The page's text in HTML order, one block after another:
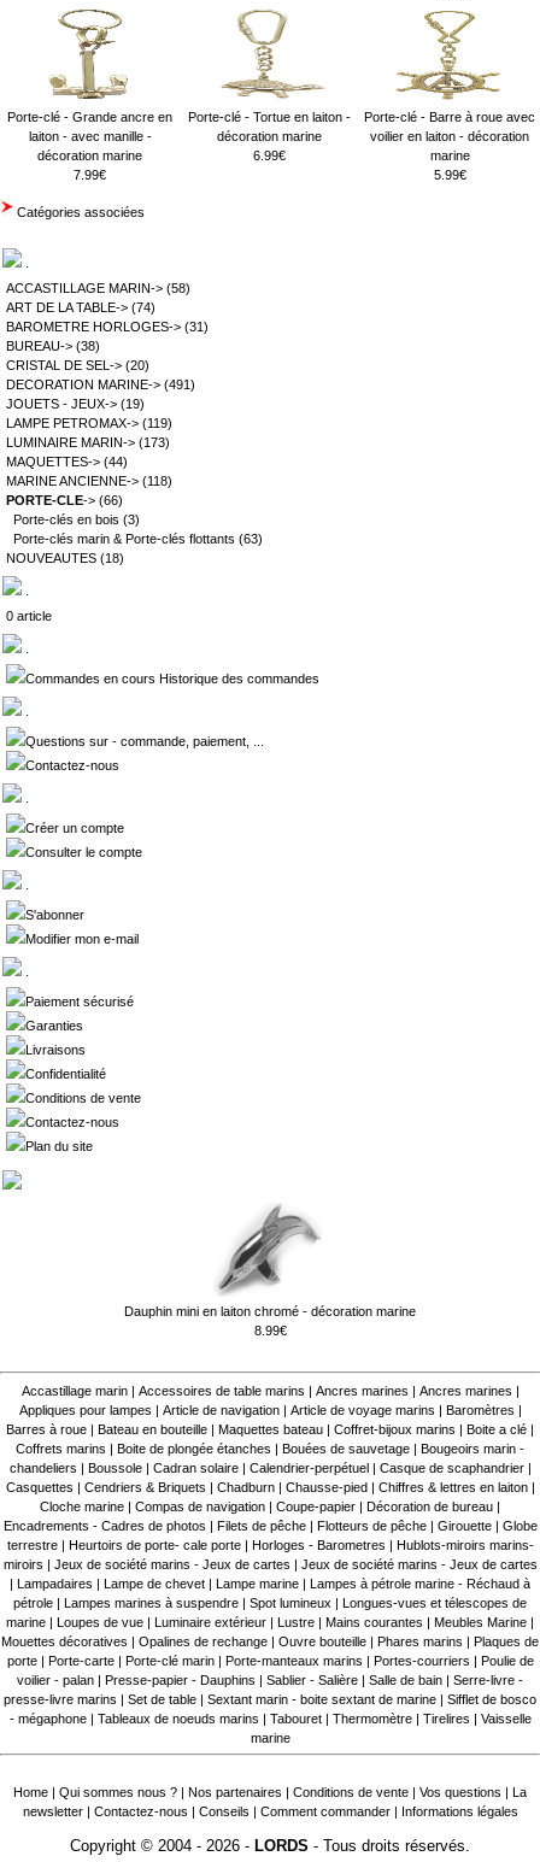
Porte-clé - Grande ancre en
laiton - avec manille -
décoration marine
7.99€
Porte-clé - Tortue en laiton -
décoration marine
6.99€
Porte-clé - Barre à roue avec
voilier en laiton - décoration
marine
5.99€
Catégories associées
ACCASTILLAGE MARIN-> (58)
ART DE LA TABLE-> (74)
BAROMETRE HORLOGES-> (31)
BUREAU-> (38)
CRISTAL DE SEL-> (20)
DECORATION MARINE-> (491)
JOUETS - JEUX-> (19)
LAMPE PETROMAX-> (119)
LUMINAIRE MARIN-> (173)
MAQUETTES-> (44)
MARINE ANCIENNE-> (118)
PORTE-CLE-> (66)
Porte-clés en bois (3)
Porte-clés marin & Porte-clés flottants (63)
NOUVEAUTES (18)
0 article
Commandes en cours Historique des commandes
Questions sur - commande, paiement, ...
Contactez-nous
Créer un compte
Consulter le compte
S'abonner
Modifier mon e-mail
Paiement sécurisé
Garanties
Livraisons
Confidentialité
Conditions de vente
Contactez-nous
Plan du site
Dauphin mini en laiton chromé - décoration marine
8.99€
Accastillage marin| Accessoires de table marins | Ancres marines | Ancres marines |
Appliques pour lampes | Article de navigation| Article de voyage marins | Baromètres |
Barres à roue | Bateau en bouteille | Maquettes bateau | Coffret-bijoux marins | Boite a clé |
Coffrets marins | Boite de plongée étanches | Bouées de sauvetage | Bougeoirs marin -
chandeliers | Boussole| Cadran solaire| Calendrier-perpétuel| Casque de scaphandrier|
Casquettes | Cendriers & Briquets | Chadburn| Chausse-pied| Chiffres & lettres en laiton|
Cloche marine | Compas de navigation | Coupe-papier | Décoration de bureau |
Encadrements - Cadres de photos | Filets de pêche| Flotteurs de pêche| Girouette| Globe
terrestre| Heurtoirs de porte- cale porte| Horloges - Barometres | Hublots-miroirs marins-
miroirs | Jeux de société marins - Jeux de cartes | Jeux de société marins - Jeux de cartes
| Lampadaires | Lampe de chevet | Lampe marine | Lampes à pétrole marine - Réchaud à
pétrole | Lampes marines à suspendre | Spot lumineux | Longues-vues et télescopes de
marine | Loupes de vue | Luminaire extérieur | Lustre | Mains courantes | Meubles Marine |
Mouettes décoratives | Opalines de rechange | Ouvre bouteille | Phares marins | Plaques de
porte| Porte-carte| Porte-clé marin | Porte-manteaux marins | Portes-courriers | Poulie de
voilier - palan | Presse-papier - Dauphins | Sablier - Salière | Salle de bain | Serre-livre -
presse-livre marins | Set de table | Sextant marin - boite sextant de marine | Sifflet de bosco
- mégaphone| Tableaux de noeuds marins | Tabouret| Thermomètre| Tirelires | Vaisselle
marine
Home | Qui sommes nous ? | Nos partenaires | Conditions de vente | Vos questions | La
newsletter | Contactez-nous | Conseils | Comment commander | Informations légales
Copyright © 2004 - 2026 - LORDS - Tous droits réservés.